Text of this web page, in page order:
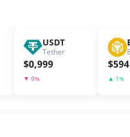
USDT
Tether
$0,999
▼ 0%
$
▲ 1%